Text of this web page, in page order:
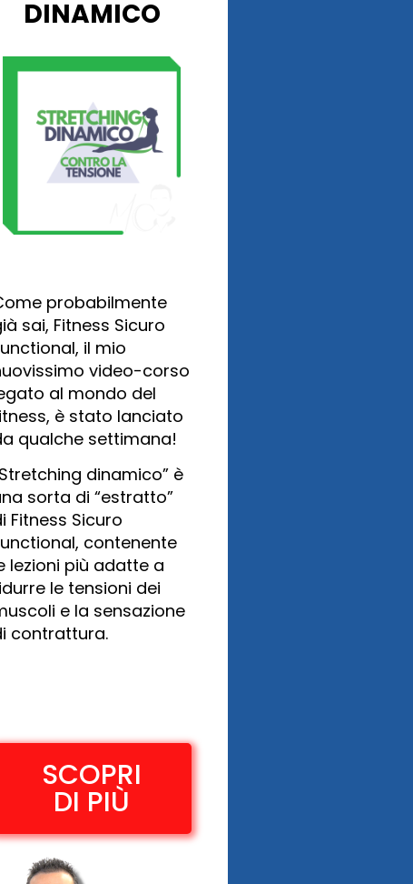
DINAMICO
probabilmente
sai, Fitness Sicuro
il mio
video-corso
al mondo del
è stato lanciato
qualche settimana!
dinamico” è
sorta di “estratto”
Fitness Sicuro
contenente
lezioni più adatte a
le tensioni dei
e la sensazione
contrattura.
SCOPRI
DI PIÙ